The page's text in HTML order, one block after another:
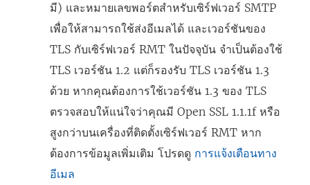
มี) และหมายเลขพอร์ตสำหรับเซิร์ฟเวอร์ SMTP
เพื่อให้สามารถใช้ส่งอีเมลได้ และเวอร์ชันของ
TLS กับเซิร์ฟเวอร์ RMT ในปัจจุบัน จำเป็นต้องใช้
TLS เวอร์ชัน 1.2 แต่ก็รองรับ TLS เวอร์ชัน 1.3
ด้วย หากคุณต้องการใช้เวอร์ชัน 1.3 ของ TLS
ตรวจสอบให้แน่ใจว่าคุณมี Open SSL 1.1.1f หรือ
สูงกว่าบนเครื่องที่ติดตั้งเซิร์ฟเวอร์ RMT หาก
ต้องการข้อมูลเพิ่มเติม โปรดดู การแจ้งเตือนทาง
อีเมล